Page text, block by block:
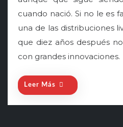
cuando nació. Si no le es
una de las distribuciones
que diez años después
con grandes innovaciones.
Leer Más